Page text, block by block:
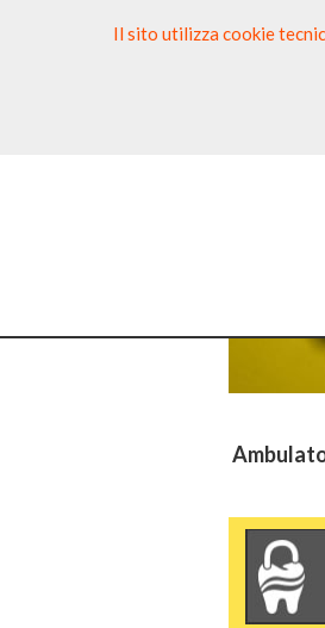
Il sito utilizza cookie